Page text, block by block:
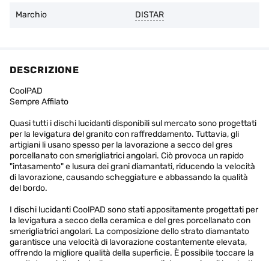
Marchio DISTAR
DESCRIZIONE
CoolPAD
Sempre Affilato
Quasi tutti i dischi lucidanti disponibili sul mercato sono progettati
per la levigatura del granito con raffreddamento. Tuttavia, gli
artigiani li usano spesso per la lavorazione a secco del gres
porcellanato con smerigliatrici angolari. Ciò provoca un rapido
"intasamento" e lusura dei grani diamantati, riducendo la velocità
di lavorazione, causando scheggiature e abbassando la qualità
del bordo.
I dischi lucidanti CoolPAD sono stati appositamente progettati per
la levigatura a secco della ceramica e del gres porcellanato con
smerigliatrici angolari. La composizione dello strato diamantato
garantisce una velocità di lavorazione costantemente elevata,
offrendo la migliore qualità della superficie. È possibile toccare la